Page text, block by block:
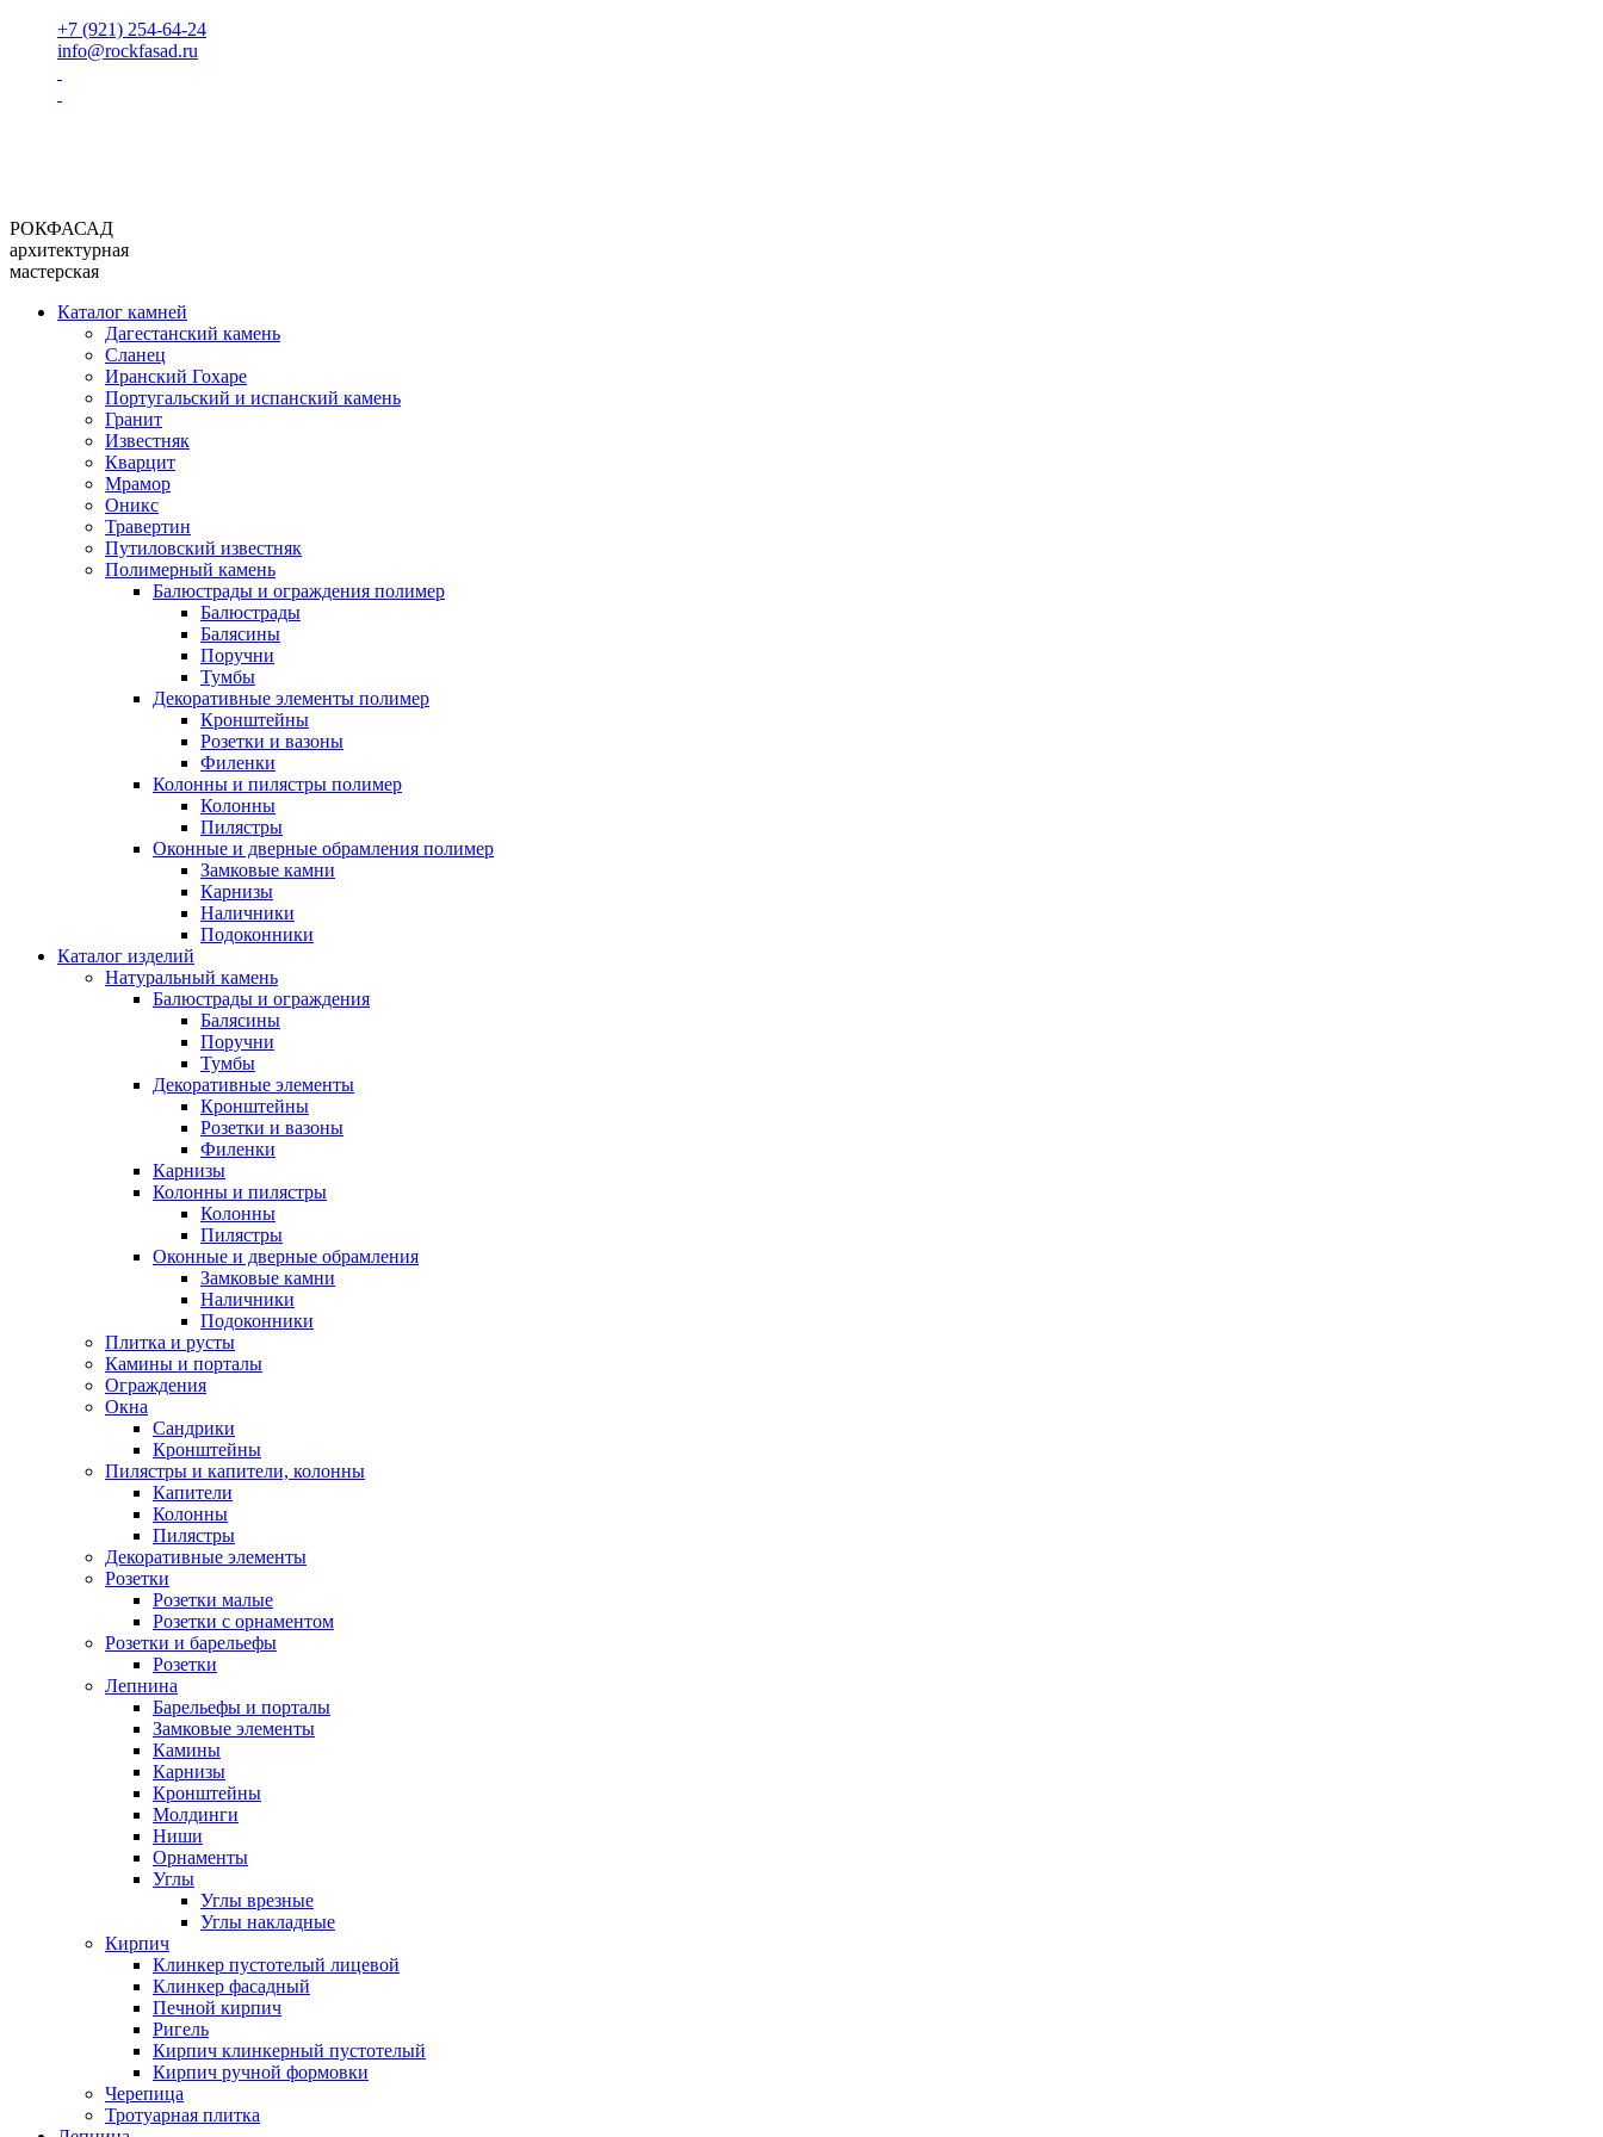
+7 (921) 254-64-24
info@rockfasad.ru
РОКФАСАД
архитектурная
мастерская
Каталог камней
Дагестанский камень
Сланец
Иранский Гохаре
Португальский и испанский камень
Гранит
Известняк
Кварцит
Мрамор
Оникс
Травертин
Путиловский известняк
Полимерный камень
Балюстрады и ограждения полимер
Балюстрады
Балясины
Поручни
Тумбы
Декоративные элементы полимер
Кронштейны
Розетки и вазоны
Филенки
Колонны и пилястры полимер
Колонны
Пилястры
Оконные и дверные обрамления полимер
Замковые камни
Карнизы
Наличники
Подоконники
Каталог изделий
Натуральный камень
Балюстрады и ограждения
Балясины
Поручни
Тумбы
Декоративные элементы
Кронштейны
Розетки и вазоны
Филенки
Карнизы
Колонны и пилястры
Колонны
Пилястры
Оконные и дверные обрамления
Замковые камни
Наличники
Подоконники
Плитка и русты
Камины и порталы
Ограждения
Окна
Сандрики
Кронштейны
Пилястры и капители, колонны
Капители
Колонны
Пилястры
Декоративные элементы
Розетки
Розетки малые
Розетки с орнаментом
Розетки и барельефы
Розетки
Лепнина
Барельефы и порталы
Замковые элементы
Камины
Карнизы
Кронштейны
Молдинги
Ниши
Орнаменты
Углы
Углы врезные
Углы накладные
Кирпич
Клинкер пустотелый лицевой
Клинкер фасадный
Печной кирпич
Ригель
Кирпич клинкерный пустотелый
Кирпич ручной формовки
Черепица
Тротуарная плитка